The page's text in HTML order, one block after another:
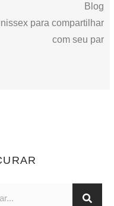
Blog
para compartilhar
com seu par